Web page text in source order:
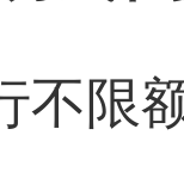
不限